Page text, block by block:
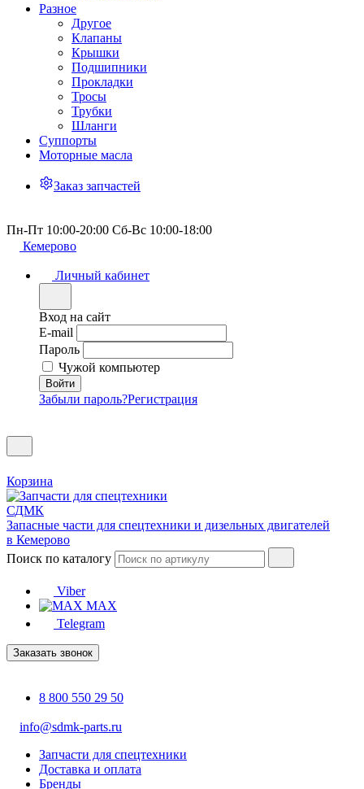
Разное
Другое
Клапаны
Крышки
Подшипники
Прокладки
Тросы
Трубки
Шланги
Суппорты
Моторные масла
Заказ запчастей
Пн-Пт 10:00-20:00 Сб-Вс 10:00-18:00
Кемерово
Личный кабинет
Вход на сайт
E-mail
Пароль
Чужой компьютер
Забыли пароль?Регистрация
Корзина
Запасные части для спецтехники и дизельных двигателей
в Кемерово
Поиск по каталогу
Viber
MAX
Telegram
Заказать звонок
8 800 550 29 50
info@sdmk-parts.ru
Запчасти для спецтехники
Доставка и оплата
Бренды